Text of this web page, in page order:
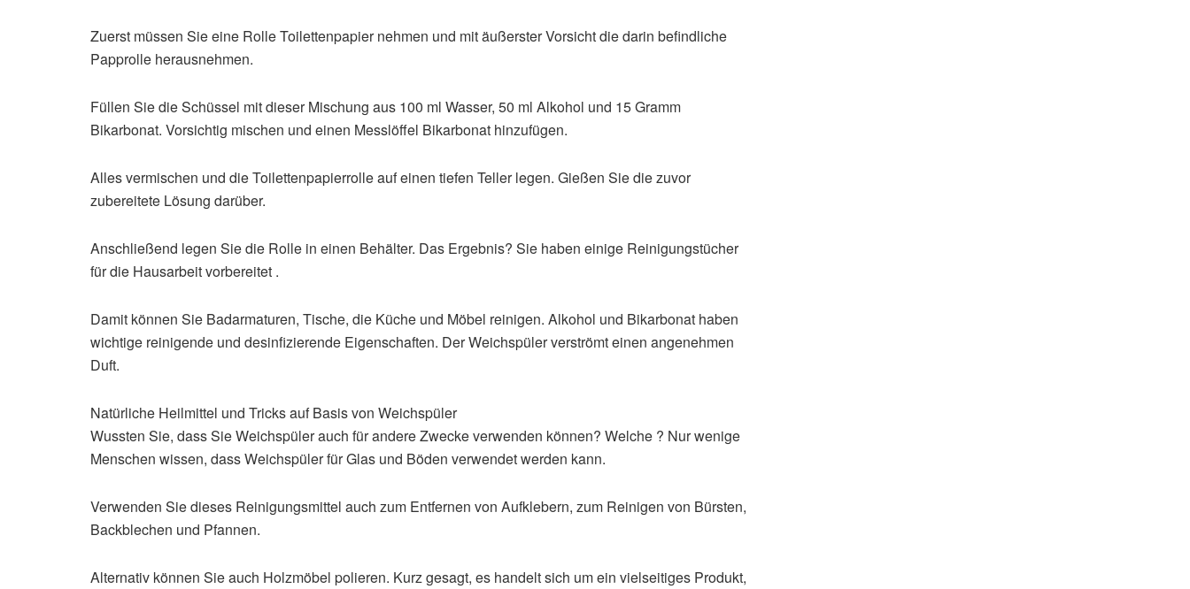
Zuerst müssen Sie eine Rolle Toilettenpapier nehmen und mit äußerster Vorsicht die darin befindliche
Papprolle herausnehmen.
Füllen Sie die Schüssel mit dieser Mischung aus 100 ml Wasser, 50 ml Alkohol und 15 Gramm
Bikarbonat. Vorsichtig mischen und einen Messlöffel Bikarbonat hinzufügen.
Alles vermischen und die Toilettenpapierrolle auf einen tiefen Teller legen. Gießen Sie die zuvor
zubereitete Lösung darüber.
Anschließend legen Sie die Rolle in einen Behälter. Das Ergebnis? Sie haben einige Reinigungstücher
für die Hausarbeit vorbereitet .
Damit können Sie Badarmaturen, Tische, die Küche und Möbel reinigen. Alkohol und Bikarbonat haben
wichtige reinigende und desinfizierende Eigenschaften. Der Weichspüler verströmt einen angenehmen
Duft.
Natürliche Heilmittel und Tricks auf Basis von Weichspüler
Wussten Sie, dass Sie Weichspüler auch für andere Zwecke verwenden können? Welche ? Nur wenige
Menschen wissen, dass Weichspüler für Glas und Böden verwendet werden kann.
Verwenden Sie dieses Reinigungsmittel auch zum Entfernen von Aufklebern, zum Reinigen von Bürsten,
Backblechen und Pfannen.
Alternativ können Sie auch Holzmöbel polieren. Kurz gesagt, es handelt sich um ein vielseitiges Produkt,